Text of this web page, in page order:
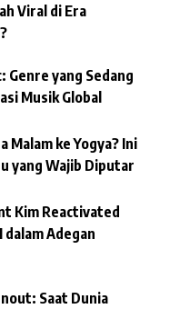
Viral di Era
Genre yang Sedang
Musik Global
Malam ke Yogya? Ini
yang Wajib Diputar
Kim Reactivated
dalam Adegan
Saat Dunia